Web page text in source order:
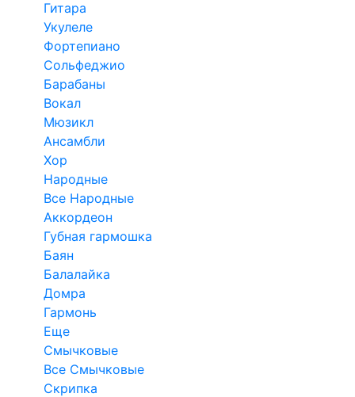
Гитара
Укулеле
Фортепиано
Сольфеджио
Барабаны
Вокал
Мюзикл
Ансамбли
Хор
Народные
Все Народные
Аккордеон
Губная гармошка
Баян
Балалайка
Домра
Гармонь
Еще
Смычковые
Все Смычковые
Скрипка